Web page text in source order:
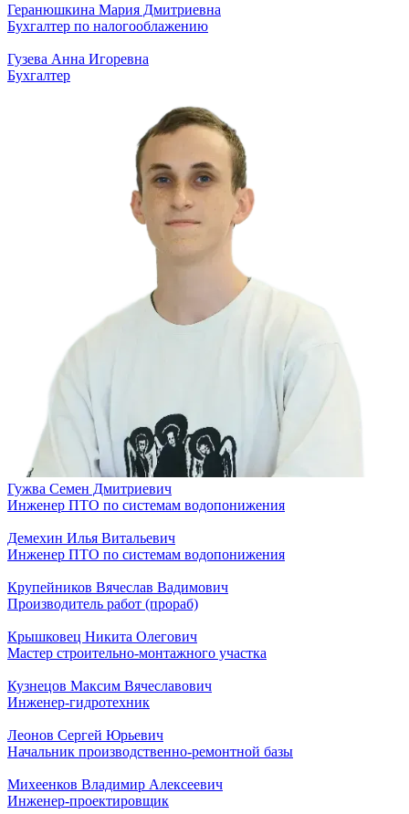
Геранюшкина Мария Дмитриевна
Бухгалтер по налогооблажению
Гузева Анна Игоревна
Бухгалтер
Гужва Семен Дмитриевич
Инженер ПТО по системам водопонижения
Демехин Илья Витальевич
Инженер ПТО по системам водопонижения
Крупейников Вячеслав Вадимович
Производитель работ (прораб)
Крышковец Никита Олегович
Мастер строительно-монтажного участка
Кузнецов Максим Вячеславович
Инженер-гидротехник
Леонов Сергей Юрьевич
Начальник производственно-ремонтной базы
Михеенков Владимир Алексеевич
Инженер-проектировщик